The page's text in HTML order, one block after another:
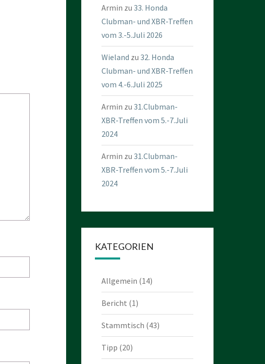
Armin zu 33. Honda
Clubman- und XBR-Treffen
vom 3.-5.Juli 2026
Wieland zu 32. Honda
Clubman- und XBR-Treffen
vom 4.-6.Juli 2025
Armin zu 31.Clubman-
XBR-Treffen vom 5.-7.Juli
2024
Armin zu 31.Clubman-
XBR-Treffen vom 5.-7.Juli
2024
KATEGORIEN
Allgemein (14)
Bericht (1)
Stammtisch (43)
Tipp (20)